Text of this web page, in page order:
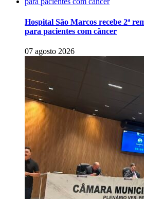
Hospital São Marcos recebe 2ª
para pacientes com câncer
07 agosto 2026